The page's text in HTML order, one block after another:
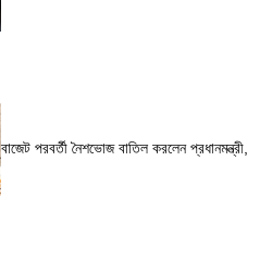
বাজেট পরবর্তী নৈশভোজ বাতিল করলেন প্রধানমন্ত্রী,